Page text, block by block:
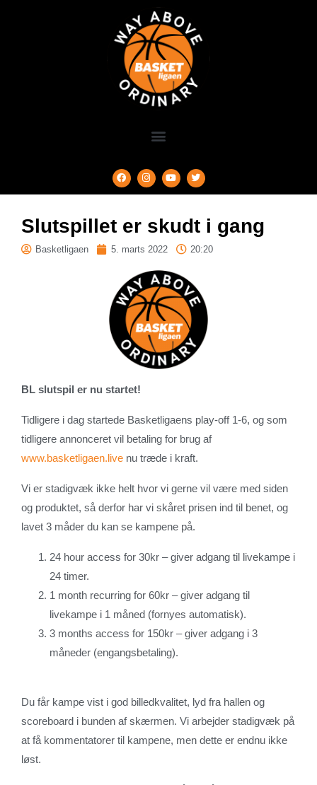
Slutspillet er skudt i gang
Basketligaen 5. marts 2022 20:20
BL slutspil er nu startet!
Tidligere i dag startede Basketligaens play-off 1-6, og som
tidligere annonceret vil betaling for brug af
www.basketligaen.live nu træde i kraft.
Vi er stadigvæk ikke helt hvor vi gerne vil være med siden
og produktet, så derfor har vi skåret prisen ind til benet, og
lavet 3 måder du kan se kampene på.
24 hour access for 30kr – giver adgang til livekampe i
24 timer.
1 month recurring for 60kr – giver adgang til
livekampe i 1 måned (fornyes automatisk).
3 months access for 150kr – giver adgang i 3
måneder (engangsbetaling).
Du får kampe vist i god billedkvalitet, lyd fra hallen og
scoreboard i bunden af skærmen. Vi arbejder stadigvæk på
at få kommentatorer til kampene, men dette er endnu ikke
løst.